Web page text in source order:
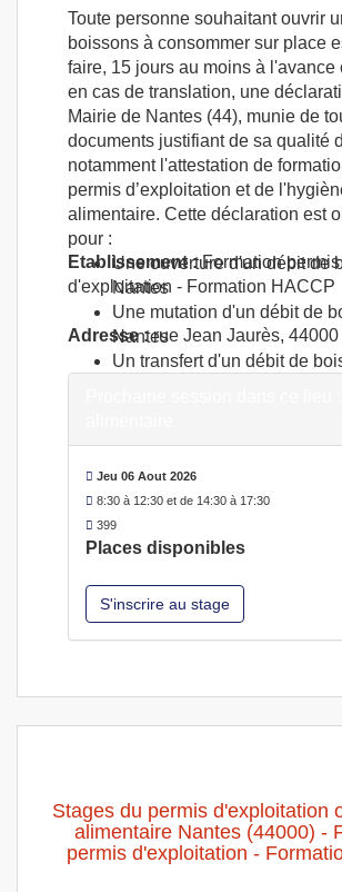
Toute personne souhaitant ouvrir
boissons à consommer sur place
faire, 15 jours au moins à l'avance
en cas de translation, une
Mairie de Nantes (44), munie de
documents justifiant de sa qualité
notamment l'attestation de
permis d’exploitation et de
alimentaire. Cette déclaration est
pour :
Une ouverture d'un débit de
Nantes
Une mutation d'un débit de
Nantes
Un transfert d'un débit de
Etablissement :Formation permis
d'exploitation - Formation HACCP
Adresse :rue Jean Jaurès,
Jeu 06 Aout 2026
8:30 à 12:30 et de 14:30 à 17:30
399
Places disponibles
S'inscrire au stage
Stages du permis d'exploitation
alimentaire Nantes (44000) -
permis d'exploitation -